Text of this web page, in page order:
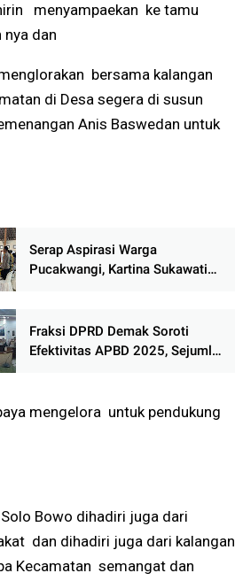
menyampaekan ke tamu
dan
bersama kalangan
di Desa segera di susun
Anis Baswedan untuk
Serap Aspirasi Warga
Pucakwangi, Kartina Sukawati
Publik
Fraksi DPRD Demak Soroti
Efektivitas APBD 2025, Sejumlah
mengelora untuk pendukung
Bowo dihadiri juga dari
dan dihadiri juga dari kalangan
Kecamatan semangat dan